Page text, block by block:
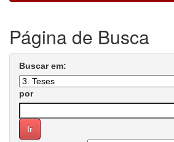
Página de Busca
Buscar em:
por